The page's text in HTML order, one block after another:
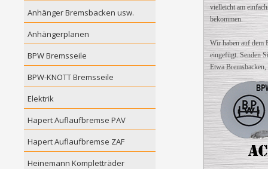
Anhänger Bremsbacken usw.
Anhängerplanen
BPW Bremsseile
BPW-KNOTT Bremsseile
Elektrik
Hapert Auflaufbremse PAV
Hapert Auflaufbremse ZAF
Heinemann Kompletträder
vielleicht am
bekommen.
Wir haben auf dem
eingefügt. Senden
Etwa